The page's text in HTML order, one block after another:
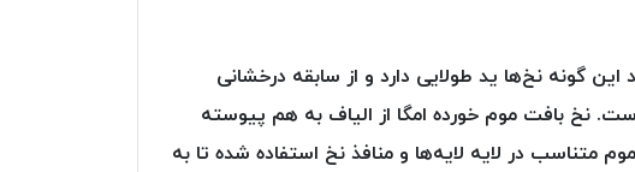
گونه نخ‌ها ید طولایی دارد و از سابقه درخشانی
نخ بافت موم خورده امگا از الیاف به هم پیوسته
در لایه لایه‌ها و منافذ نخ استفاده شده تا به